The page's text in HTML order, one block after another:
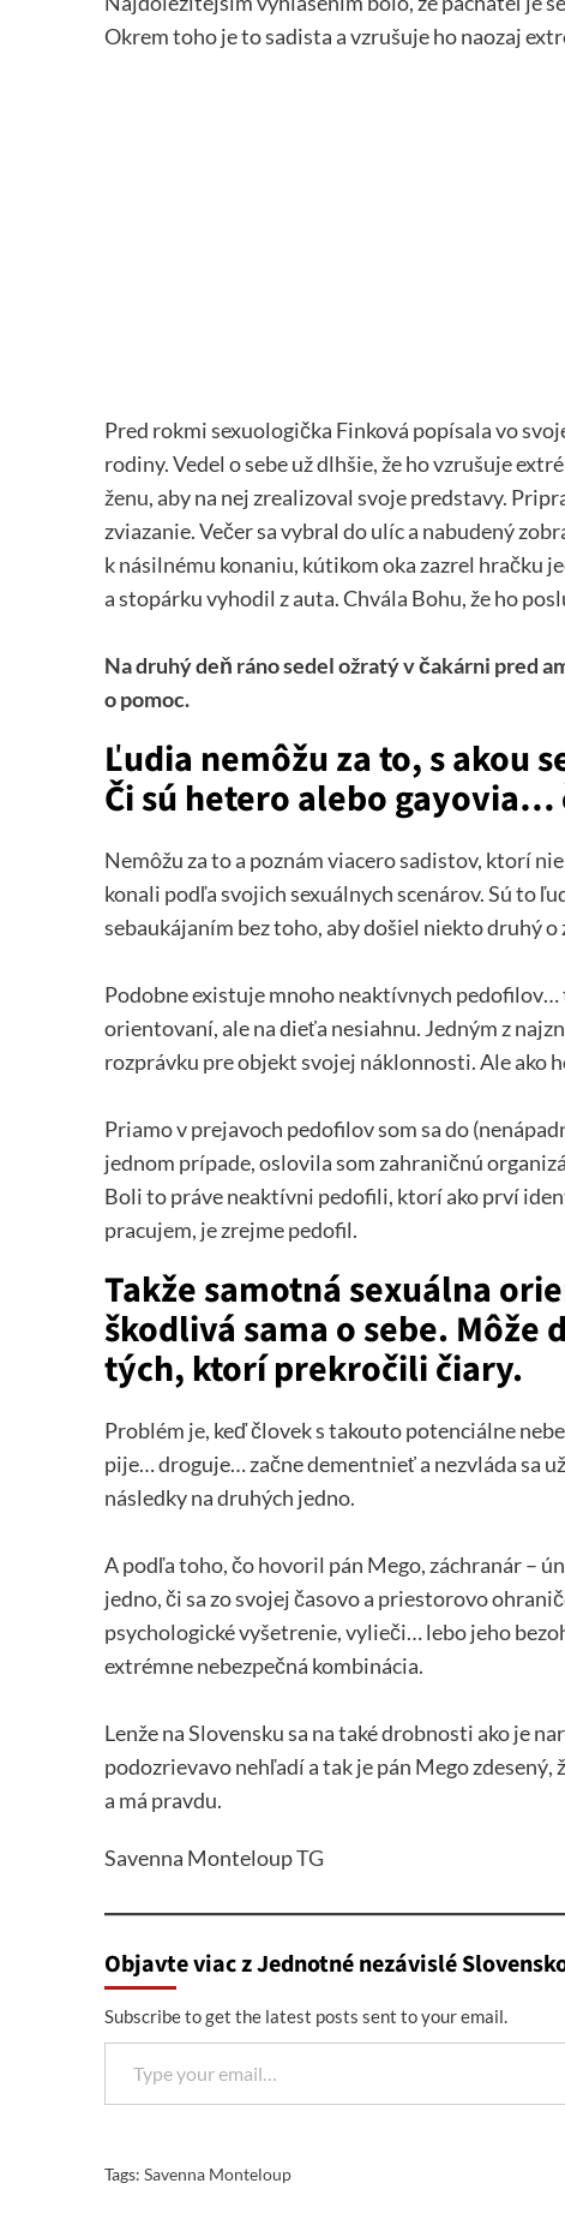
Okrem toho je to sadista a vzrušuje ho naozaj
Pred rokmi sexuologička Finková popísala vo
rodiny. Vedel o sebe už dlhšie, že ho vzrušuje
ženu, aby na nej zrealizoval svoje predstavy.
zviazanie. Večer sa vybral do ulíc a nabudený
k násilnému konaniu, kútikom oka zazrel hračku
a stopárku vyhodil z auta. Chvála Bohu, že ho
Na druhý deň ráno sedel ožratý v čakárni pred
o pomoc.
Ľudia nemôžu za to, s akou
Či sú hetero alebo
Nemôžu za to a poznám viacero sadistov, ktorí
konali podľa svojich sexuálnych scenárov. Sú to
sebaukájaním bez toho, aby došiel niekto druhý o
Podobne existuje mnoho neaktívnych
orientovaní, ale na dieťa nesiahnu. Jedným z
rozprávku pre objekt svojej náklonnosti. Ale ako
Priamo v prejavoch pedofilov som sa do
jednom prípade, oslovila som zahraničnú
Boli to práve neaktívni pedofili, ktorí ako prví
pracujem, je zrejme pedofil.
Takže samotná sexuálna
škodlivá sama o sebe.
tých, ktorí prekročili čiary.
Problém je, keď človek s takouto potenciálne
pije… droguje… začne dementnieť a nezvláda sa
následky na druhých jedno.
A podľa toho, čo hovoril pán Mego, záchranár –
jedno, či sa zo svojej časovo a priestorovo
psychologické vyšetrenie, vylieči… lebo jeho
extrémne nebezpečná kombinácia.
Lenže na Slovensku sa na také drobnosti ako je
podozrievavo nehľadí a tak je pán Mego
a má pravdu.
Savenna MonteloupTG
Objavte viac z Jednotné nezávislé
Subscribe to get the latest posts sent to your email.
Type your email…
Tags: Savenna Monteloup